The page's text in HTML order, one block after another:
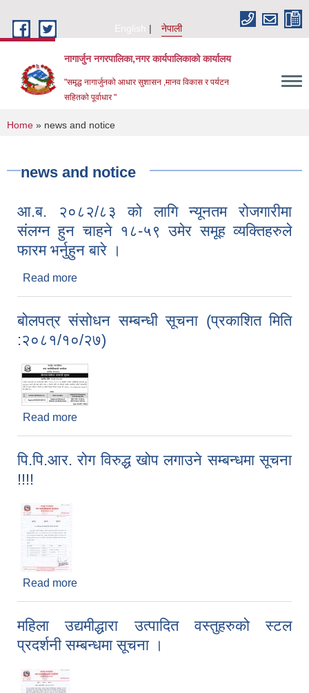
English
नेपाली
नागार्जुन नगरपालिका,नगर कार्यपालिकाको कार्यालय
"समृद्ध नागार्जुनको आधार सुशासन ,मानव विकास र पर्यटन
सहितको पूर्वाधार "
You are here
Home » news and notice
news and notice
आ.ब. २०८२/८३ को लागि न्यूनतम रोजगारीमा
संलग्न हुन चाहने १८-५९ उमेर समूह व्यक्तिहरुले
फारम भर्नुहुन बारे ।
Read more
बोलपत्र संसोधन सम्बन्धी सूचना (प्रकाशित मिति
:२०८१/१०/२७)
Read more
पि.पि.आर. रोग विरुद्ध खोप लगाउने सम्बन्धमा सूचना
!!!!
Read more
महिला उद्यमीद्धारा उत्पादित वस्तुहरुको स्टल
प्रदर्शनी सम्बन्धमा सूचना ।